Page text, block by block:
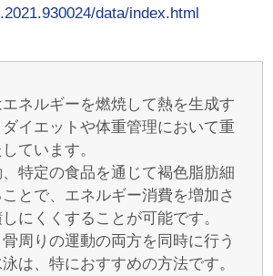
data/index.html
ネルギーを燃焼して熱を生成す
イエットや体重管理において重
ています。
特定の食品を通じて褐色脂肪細
とで、エネルギー消費を増加さ
にくくすることが可能です。
周りの運動の両方を同時に行う
は、特におすすめの方法です。